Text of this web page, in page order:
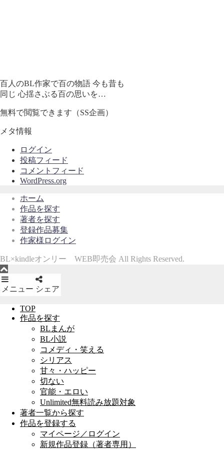
百人のBL作家で百の物語 今も昔も
同じ 心揺さぶる百の思いを…
無料で閲覧できます（SS企画）
メタ情報
ログイン
投稿フィード
コメントフィード
WordPress.org
ホーム
作品を探す
著者を探す
登録作品募集
作家様ログイン
BL×kindleオンリー WEB即売会 All Rights Reserved.
メニュー シェア
TOP
作品を探す
BLまんが
BL小説
コメディ・笑える
シリアス
甘々・ハッピー
切ない
官能・エロい
Unlimited無料読み放題対象
著者一覧から探す
作品を登録する
マイページ／ログイン
新規作品登録（著者専用）